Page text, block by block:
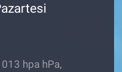
hpa hPa,